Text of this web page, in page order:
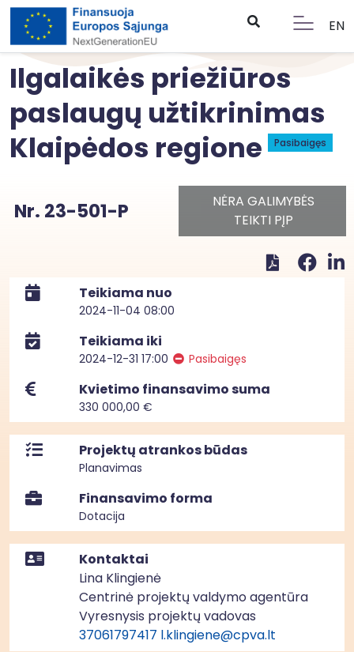
EN
Ilgalaikės priežiūros
paslaugų užtikrinimas
Klaipėdos regione
Pasibaigęs
Nr. 23-501-P
NĖRA GALIMYBĖS
TEIKTI PĮP
Teikiama nuo
2024-11-04 08:00
Teikiama iki
2024-12-31 17:00 Pasibaigęs
Kvietimo finansavimo suma
330 000,00 €
Projektų atrankos būdas
Planavimas
Finansavimo forma
Dotacija
Kontaktai
Lina Klingienė
Centrinė projektų valdymo agentūra
Vyresnysis projektų vadovas
37061797417 l.klingiene@cpva.lt